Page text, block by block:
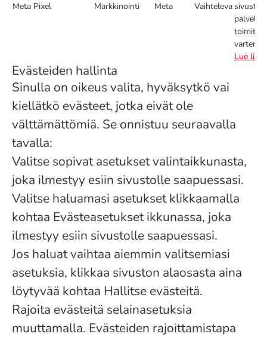
Meta Pixel Markkinointi Meta Vaihteleva
varten
Lue lisää
Evästeiden hallinta
Sinulla on oikeus valita, hyväksytkö vai
kiellätkö evästeet, jotka eivät ole
välttämättömiä. Se onnistuu seuraavalla
tavalla:
Valitse sopivat asetukset valintaikkunasta,
joka ilmestyy esiin sivustolle saapuessasi.
Valitse haluamasi asetukset klikkaamalla
kohtaa Evästeasetukset ikkunassa, joka
ilmestyy esiin sivustolle saapuessasi.
Jos haluat vaihtaa aiemmin valitsemiasi
asetuksia, klikkaa sivuston alaosasta aina
löytyvää kohtaa Hallitse evästeitä.
Rajoita evästeitä selainasetuksia
muuttamalla. Evästeiden rajoittamistapa